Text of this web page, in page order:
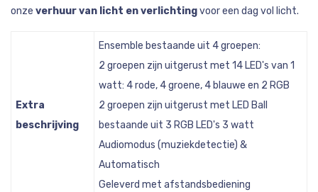
onze verhuur van licht en verlichtingvoor een dag vol licht.
Extra
beschrijving
Ensemble bestaande uit 4 groepen:
2 groepen zijn uitgerust met 14 LED's van 1
watt: 4 rode, 4 groene, 4 blauwe en 2 RGB
2 groepen zijn uitgerust met LED Ball
bestaande uit 3 RGB LED's 3 watt
Audiomodus (muziekdetectie) &
Automatisch
Geleverd met afstandsbediening